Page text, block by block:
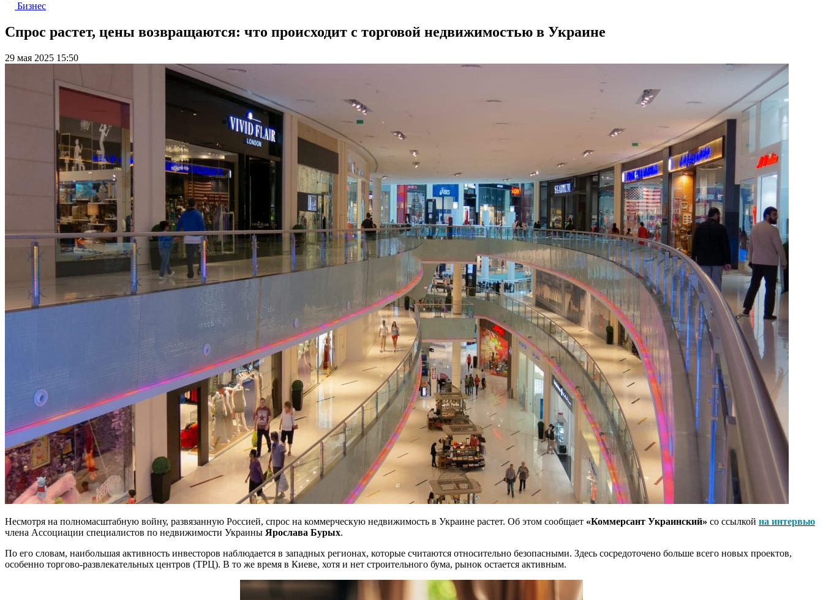
Бизнес
Спрос растет, цены возвращаются: что происходит с торговой недвижимостью в Украине
29 мая 2025 15:50
Несмотря на полномасштабную войну, развязанную Россией, спрос на коммерческую недвижимость в Украине растет. Об этом сообщает «Коммерсант Украинский» со ссылкой на интервью
члена Ассоциации специалистов по недвижимости Украины Ярослава Бурых.
По его словам, наибольшая активность инвесторов наблюдается в западных регионах, которые считаются относительно безопасными. Здесь сосредоточено больше всего новых проектов,
особенно торгово-развлекательных центров (ТРЦ). В то же время в Киеве, хотя и нет строительного бума, рынок остается активным.